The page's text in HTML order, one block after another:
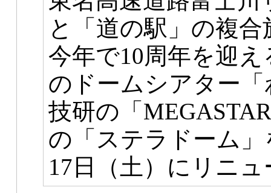
と「道の駅」の複
今年で10周年を迎
のドームシアター
技研の「
の「ステラドーム
17日（土）にリニ